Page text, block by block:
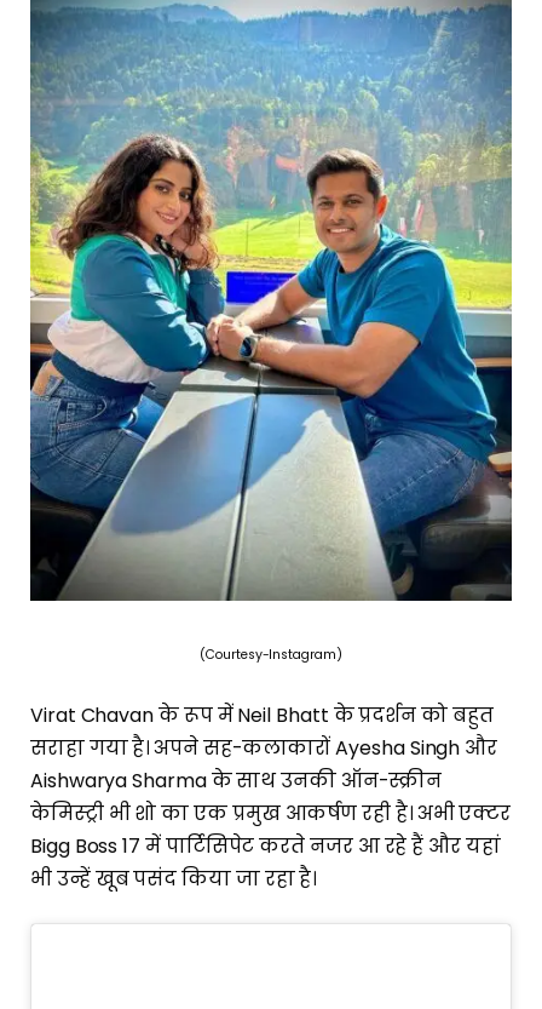
(Courtesy-Instagram)
Virat Chavan के रूप में Neil Bhatt के प्रदर्शन को बहुत
सराहा गया है। अपने सह-कलाकारों Ayesha Singh और
Aishwarya Sharma के साथ उनकी ऑन-स्क्रीन
केमिस्ट्री भी शो का एक प्रमुख आकर्षण रही है। अभी एक्टर
Bigg Boss 17 में पार्टिसिपेट करते नजर आ रहे हैं और यहां
भी उन्हें खूब पसंद किया जा रहा है।